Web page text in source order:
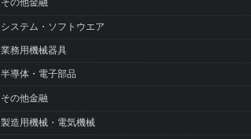
システム・ソフトウエア
業務用機械器具
半導体・電子部品
その他金融
製造用機械・電気機械